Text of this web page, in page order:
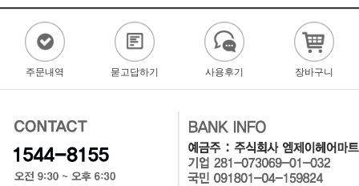
주문내역 묻고답하기 사용후기 장바구니